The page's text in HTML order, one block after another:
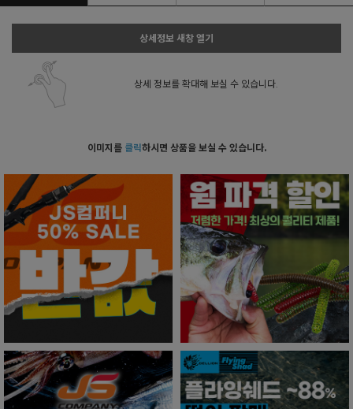
상세정보 새창 열기
상세 정보를 확대해 보실 수 있습니다.
이미지를 클릭하시면 상품을 보실 수 있습니다.